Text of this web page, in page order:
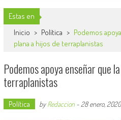
Estas en
Inicio > Política > Podemos
plana a hijos de terraplanistas
Podemos apoya enseñar que
terraplanistas
Política byRedaccion- 28 enero, 2020